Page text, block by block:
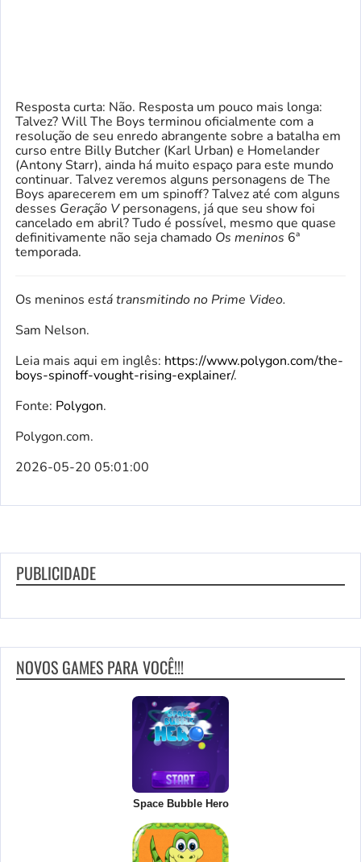
Resposta curta: Não. Resposta um pouco mais longa:
Talvez? Will The Boys terminou oficialmente com a
resolução de seu enredo abrangente sobre a batalha em
curso entre Billy Butcher (Karl Urban) e Homelander
(Antony Starr), ainda há muito espaço para este mundo
continuar. Talvez veremos alguns personagens de The
Boys aparecerem em um spinoff? Talvez até com alguns
desses Geração Vpersonagens, já que seu show foi
cancelado em abril? Tudo é possível, mesmo que quase
definitivamente não seja chamado Os meninos 6ª
temporada.
Os meninos está transmitindo no Prime Video.
Sam Nelson.
Leia mais aqui em inglês: https://www.polygon.com/the-
boys-spinoff-vought-rising-explainer/.
Fonte: Polygon.
Polygon.com.
2026-05-20 05:01:00
PUBLICIDADE
NOVOS GAMES PARA VOCÊ!!!
Space Bubble Hero